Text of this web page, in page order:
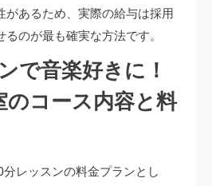
があるため、実際の給与は採用
のが最も確実な方法です。
で音楽好きに！
のコース内容と料
分レッスンの料金プランとし